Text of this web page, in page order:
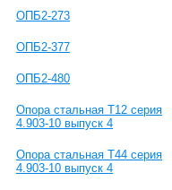
ОПБ2-273
ОПБ2-377
ОПБ2-480
Опора стальная Т12 серия
4.903-10 выпуск 4
Опора стальная Т44 серия
4.903-10 выпуск 4